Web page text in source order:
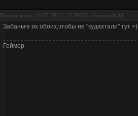
Понедельник, 14.05.2012, 13:39 | Сообщение # 38
Забаньте их обоих,чтобы не "кудахтали" тут >)
Геймер